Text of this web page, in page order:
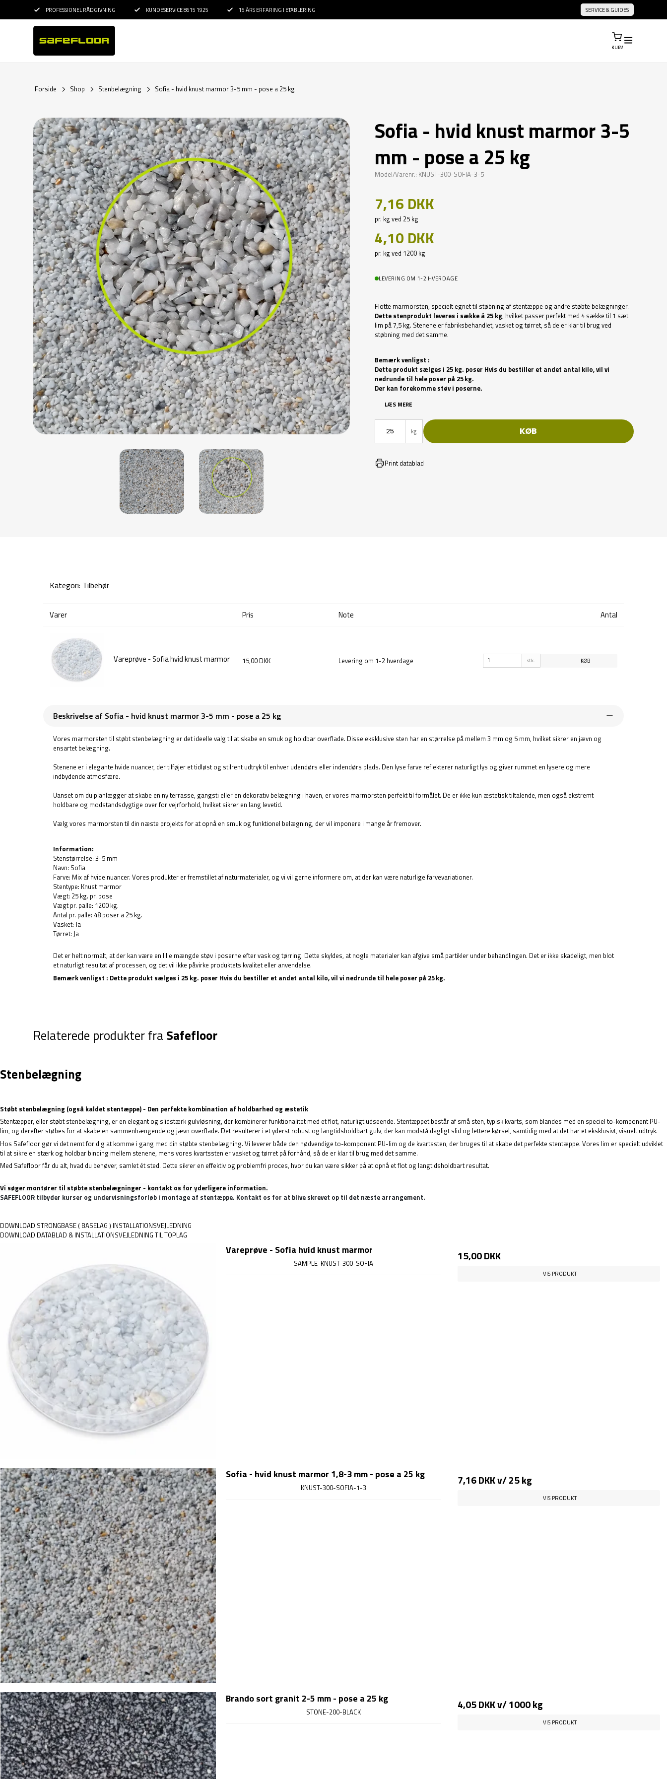
PROFESSIONEL RÅDGIVNING KUNDESERVICE 8615 1925 15 ÅRS ERFARING I ETABLERING SERVICE & GUIDES
KURV
Forside Shop Stenbelægning Sofia - hvid knust marmor 3-5 mm - pose a 25 kg
Sofia - hvid knust marmor 3-5
mm - pose a 25 kg
Model/Varenr.: KNUST-300-SOFIA-3-5
pr. kg ved 25 kg
7,16 DKK
pr. kg ved 1200 kg
4,10 DKK
LEVERING OM 1-2 HVERDAGE
Flotte marmorsten, specielt egnet til støbning af stentæppe og andre støbte belægninger.
Dette stenprodukt leveres i sække á 25 kg, hvilket passer perfekt med 4 sække til 1 sæt
lim på 7,5 kg. Stenene er fabriksbehandlet, vasket og tørret, så de er klar til brug ved
støbning med det samme.
Bemærk venligst :
Dette produkt sælges i 25 kg. poser Hvis du bestiller et andet antal kilo, vil vi
nedrunde til hele poser på 25 kg.
Der kan forekomme støv i poserne.
LÆS MERE
kg KØB
Print datablad
Kategori: Tilbehør
Varer Pris Note Antal
Vareprøve - Sofia hvid knust marmor 15,00 DKK Levering om 1-2 hverdage stk. KØB
Beskrivelse af Sofia - hvid knust marmor 3-5 mm - pose a 25 kg
Vores marmorsten til støbt stenbelægning er det ideelle valg til at skabe en smuk og holdbar overflade. Disse eksklusive sten har en størrelse på mellem 3 mm og 5 mm, hvilket sikrer en jævn og
ensartet belægning.
Stenene er i elegante hvide nuancer, der tilføjer et tidløst og stilrent udtryk til enhver udendørs eller indendørs plads. Den lyse farve reflekterer naturligt lys og giver rummet en lysere og mere
indbydende atmosfære.
Uanset om du planlægger at skabe en ny terrasse, gangsti eller en dekorativ belægning i haven, er vores marmorsten perfekt til formålet. De er ikke kun æstetisk tiltalende, men også ekstremt
holdbare og modstandsdygtige over for vejrforhold, hvilket sikrer en lang levetid.
Vælg vores marmorsten til din næste projekts for at opnå en smuk og funktionel belægning, der vil imponere i mange år fremover.
Information:
Stenstørrelse: 3-5 mm
Navn: Sofia
Farve: Mix af hvide nuancer. Vores produkter er fremstillet af naturmaterialer, og vi vil gerne informere om, at der kan være naturlige farvevariationer.
Stentype: Knust marmor
Vægt: 25 kg. pr. pose
Vægt pr. palle: 1200 kg.
Antal pr. palle: 48 poser a 25 kg.
Vasket: Ja
Tørret: Ja
Det er helt normalt, at der kan være en lille mængde støv i poserne efter vask og tørring. Dette skyldes, at nogle materialer kan afgive små partikler under behandlingen. Det er ikke skadeligt, men blot
et naturligt resultat af processen, og det vil ikke påvirke produktets kvalitet eller anvendelse.
Bemærk venligst : Dette produkt sælges i 25 kg. poser Hvis du bestiller et andet antal kilo, vil vi nedrunde til hele poser på 25 kg.
Relaterede produkter fra Safefloor
Stenbelægning
Støbt stenbelægning (også kaldet stentæppe) - Den perfekte kombination af holdbarhed og æstetik
Stentæpper, eller støbt stenbelægning, er en elegant og slidstærk gulvløsning, der kombinerer funktionalitet med et flot, naturligt udseende. Stentæppet består af små sten, typisk kvarts, som blandes med en speciel to-komponent PU-
lim, og derefter støbes for at skabe en sammenhængende og jævn overflade. Det resulterer i et yderst robust og langtidsholdbart gulv, der kan modstå dagligt slid og lettere kørsel, samtidig med at det har et eksklusivt, visuelt udtryk.
Hos Safefloor gør vi det nemt for dig at komme i gang med din støbte stenbelægning. Vi leverer både den nødvendige to-komponent PU-lim og de kvartssten, der bruges til at skabe det perfekte stentæppe. Vores lim er specielt udviklet
til at sikre en stærk og holdbar binding mellem stenene, mens vores kvartssten er vasket og tørret på forhånd, så de er klar til brug med det samme.
Med Safefloor får du alt, hvad du behøver, samlet ét sted. Dette sikrer en effektiv og problemfri proces, hvor du kan være sikker på at opnå et flot og langtidsholdbart resultat.
Vi søger montører til støbte stenbelægninger - kontakt os for yderligere information.
SAFEFLOOR tilbyder kurser og undervisningsforløb i montage af stentæppe. Kontakt os for at blive skrevet op til det næste arrangement.
DOWNLOAD STRONGBASE ( BASELAG ) INSTALLATIONSVEJLEDNING
DOWNLOAD DATABLAD & INSTALLATIONSVEJLEDNING TIL TOPLAG
Vareprøve - Sofia hvid knust marmor
SAMPLE-KNUST-300-SOFIA 15,00 DKK
VIS PRODUKT
Sofia - hvid knust marmor 1,8-3 mm - pose a 25 kg
KNUST-300-SOFIA-1-3 7,16 DKKv/ 25 kg
VIS PRODUKT
Brando sort granit 2-5 mm - pose a 25 kg
STONE-200-BLACK 4,05 DKKv/ 1000 kg
VIS PRODUKT